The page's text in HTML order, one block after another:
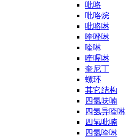
吡咯
吡咯烷
吡咯啉
喹唑啉
喹啉
喹喔啉
奎尼丁
螺环
其它结构
四氢呋喃
四氢异喹啉
四氢吡喃
四氢喹啉